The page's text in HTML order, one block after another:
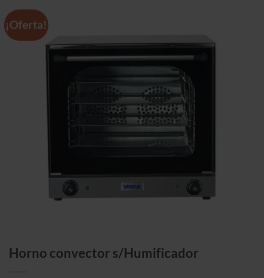
¡Oferta!
Horno convector s/Humificador